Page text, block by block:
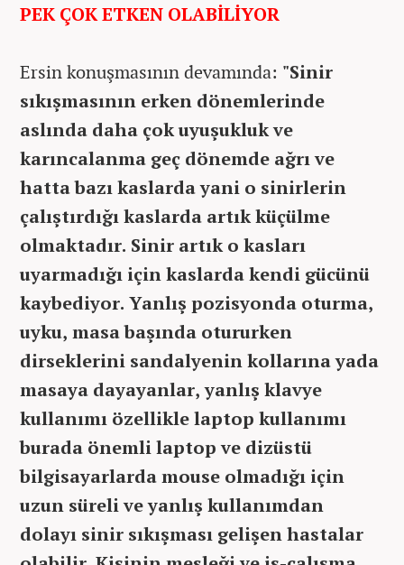
PEK ÇOK ETKEN OLABİLİYOR
Ersin konuşmasının devamında: "Sinir
sıkışmasının erken dönemlerinde
aslında daha çok uyuşukluk ve
karıncalanma geç dönemde ağrı ve
hatta bazı kaslarda yani o sinirlerin
çalıştırdığı kaslarda artık küçülme
olmaktadır. Sinir artık o kasları
uyarmadığı için kaslarda kendi gücünü
kaybediyor. Yanlış pozisyonda oturma,
uyku, masa başında otururken
dirseklerini sandalyenin kollarına yada
masaya dayayanlar, yanlış klavye
kullanımı özellikle laptop kullanımı
burada önemli laptop ve dizüstü
bilgisayarlarda mouse olmadığı için
uzun süreli ve yanlış kullanımdan
dolayı sinir sıkışması gelişen hastalar